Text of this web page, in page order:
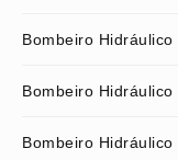
Bombeiro
Bombeiro
Bombeiro